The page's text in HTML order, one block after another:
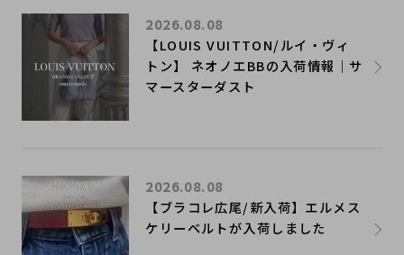
【LOUIS VUITTON/ルイ・ヴィ
トン】 ネオノエBBの入荷情報｜サ
マースターダスト
2026.08.08
【ブラコレ広尾/新入荷】エルメス
ケリーベルトが入荷しました
2026.08.08